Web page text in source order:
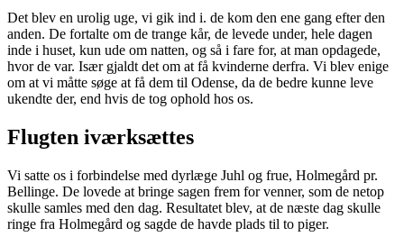
Det blev en urolig uge, vi gik ind i. de kom den ene gang efter den
anden. De fortalte om de trange kår, de levede under, hele dagen
inde i huset, kun ude om natten, og så i fare for, at man opdagede,
hvor de var. Især gjaldt det om at få kvinderne derfra. Vi blev enige
om at vi måtte søge at få dem til Odense, da de bedre kunne leve
ukendte der, end hvis de tog ophold hos os.
Flugten iværksættes
Vi satte os i forbindelse med dyrlæge Juhl og frue, Holmegård pr.
Bellinge. De lovede at bringe sagen frem for venner, som de netop
skulle samles med den dag. Resultatet blev, at de næste dag skulle
ringe fra Holmegård og sagde de havde plads til to piger.